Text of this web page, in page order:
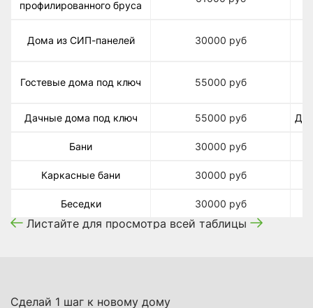
профилированного бруса
Дома из СИП-панелей 30000 руб
Гостевые дома под ключ 55000 руб
Дачные дома под ключ 55000 руб
Бани 30000 руб
Каркасные бани 30000 руб
Беседки 30000 руб
Листайте для просмотра всей таблицы
Сделай 1 шаг к новому дому